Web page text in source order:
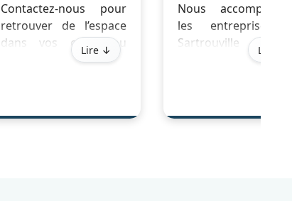
Contactez-nous pour
retrouver de l’espace
dans vos caves ou
garages à Sartrouville.
Lire ↓
Nous
les entreprises
Sartrouville
éliminer et
Lire ↓